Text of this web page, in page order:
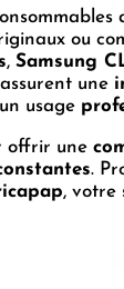
ou
, Samsung
assurent une
usage
offrir une
.
, votre